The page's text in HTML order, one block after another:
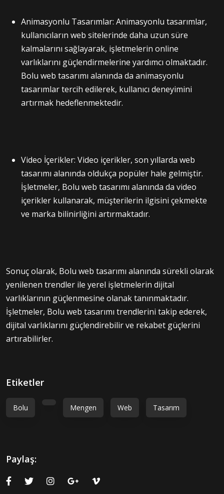
Animasyonlu Tasarımlar: Animasyonlu tasarımlar,
kullanıcıların web sitelerinde daha uzun süre
kalmalarını sağlayarak, işletmelerin online
varlıklarını güçlendirmelerine yardımcı olmaktadır.
Bolu web tasarımı alanında da animasyonlu
tasarımlar tercih edilerek, kullanıcı deneyimini
artırmak hedeflenmektedir.
Video İçerikler: Video içerikler, son yıllarda web
tasarımı alanında oldukça popüler hale gelmiştir.
İşletmeler, Bolu web tasarımı alanında da video
içerikler kullanarak, müşterilerin ilgisini çekmekte
ve marka bilinirliğini artırmaktadır.
Sonuç olarak, Bolu web tasarımı alanında sürekli olarak
yenilenen trendler ile yerel işletmelerin dijital
varlıklarının güçlenmesine olanak tanınmaktadır.
İşletmeler, Bolu web tasarımı trendlerini takip ederek,
dijital varlıklarını güçlendirebilir ve rekabet güçlerini
artırabilirler.
Etiketler
Bolu Mengen Web Tasarım
Paylaş: